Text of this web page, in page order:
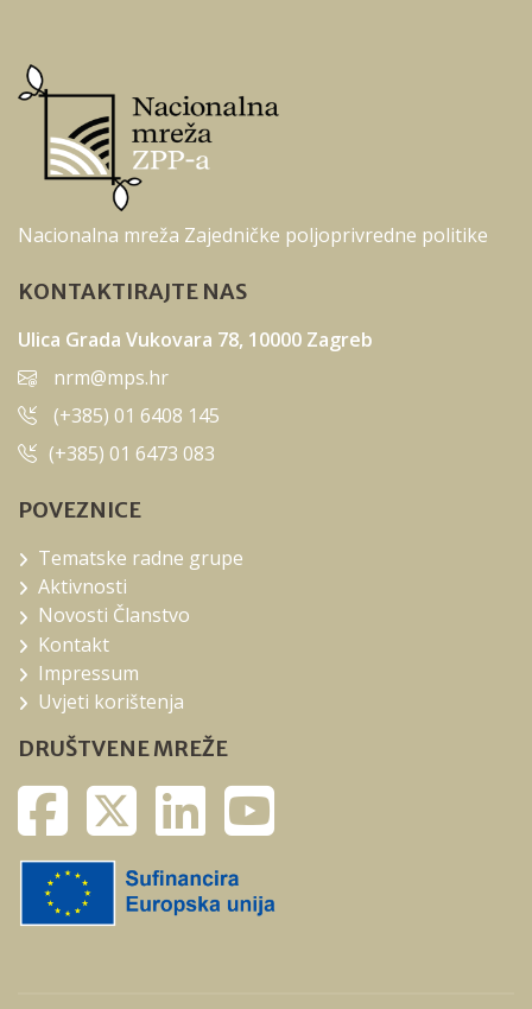
Nacionalna mreža Zajedničke poljoprivredne politike
KONTAKTIRAJTE NAS
Ulica Grada Vukovara 78, 10000 Zagreb
nrm@mps.hr
(+385) 01 6408 145
(+385) 01 6473 083
POVEZNICE
Tematske radne grupe
Aktivnosti
Novosti Članstvo
Kontakt
Impressum
Uvjeti korištenja
DRUŠTVENE MREŽE